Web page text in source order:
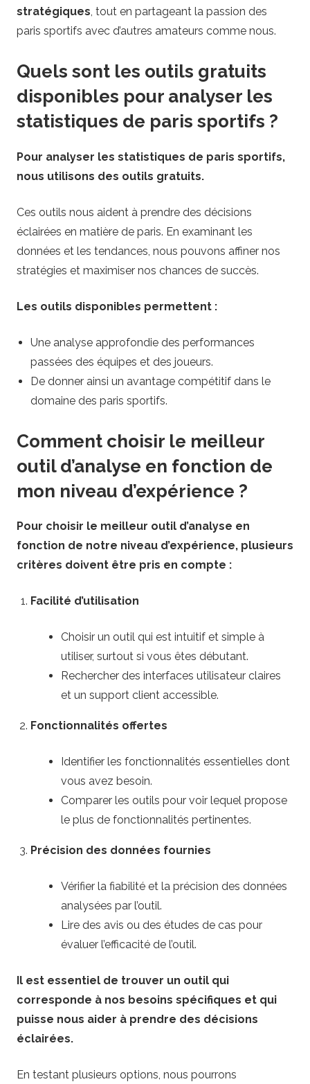
stratégiques, tout en partageant la passion des
paris sportifs avec d’autres amateurs comme nous.
Quels sont les outils gratuits
disponibles pour analyser les
statistiques de paris sportifs ?
Pour analyser les statistiques de paris sportifs,
nous utilisons des outils gratuits.
Ces outils nous aident à prendre des décisions
éclairées en matière de paris. En examinant les
données et les tendances, nous pouvons affiner nos
stratégies et maximiser nos chances de succès.
Les outils disponibles permettent :
Une analyse approfondie des performances
passées des équipes et des joueurs.
De donner ainsi un avantage compétitif dans le
domaine des paris sportifs.
Comment choisir le meilleur
outil d’analyse en fonction de
mon niveau d’expérience ?
Pour choisir le meilleur outil d’analyse en
fonction de notre niveau d’expérience, plusieurs
critères doivent être pris en compte :
Facilité d’utilisation
Choisir un outil qui est intuitif et simple à
utiliser, surtout si vous êtes débutant.
Rechercher des interfaces utilisateur claires
et un support client accessible.
Fonctionnalités offertes
Identifier les fonctionnalités essentielles dont
vous avez besoin.
Comparer les outils pour voir lequel propose
le plus de fonctionnalités pertinentes.
Précision des données fournies
Vérifier la fiabilité et la précision des données
analysées par l’outil.
Lire des avis ou des études de cas pour
évaluer l’efficacité de l’outil.
Il est essentiel de trouver un outil qui
corresponde à nos besoins spécifiques et qui
puisse nous aider à prendre des décisions
éclairées.
En testant plusieurs options, nous pourrons